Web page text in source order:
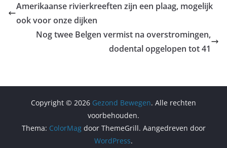
Amerikaanse rivierkreeften zijn een plaag, mogelijk
ook voor onze dijken
Nog twee Belgen vermist na overstromingen,
dodental opgelopen tot 41
Copyright © 2026 Gezond Bewegen. Alle rechten
voorbehouden.
Thema: ColorMagdoor ThemeGrill. Aangedreven door
WordPress.